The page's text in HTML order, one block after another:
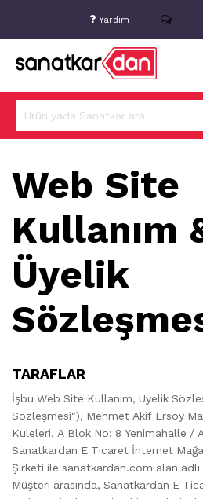
Yardım
Web Site
Kullanım
Üyelik
TARAFLAR
İşbu Web Site Kullanım, Üyelik
Sözleşmesi"), Mehmet Akif Ersoy
Kuleleri, A Blok No: 8 Yenimahalle /
Sanatkardan E Ticaret İnternet
Şirketi ile sanatkardan.com alan
Müşteri arasında, Sanatkardan E